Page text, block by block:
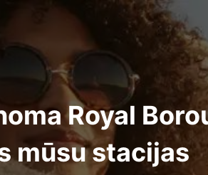
Royal
mūsu stacijas